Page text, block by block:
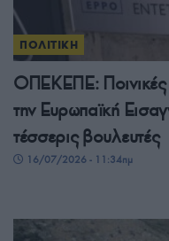
ΠΟΛΙΤΙΚΗ
ΟΠΕΚΕΠΕ: Ποινικές
την Ευρωπαϊκή
τέσσερις βουλευτές
16/07/2026 - 11:34πμ